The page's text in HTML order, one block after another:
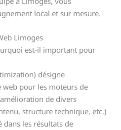
local et sur mesure.
Limoges
est-il important pour
désigne
web pour les moteurs de
de divers
structure technique, etc.)
les résultats de